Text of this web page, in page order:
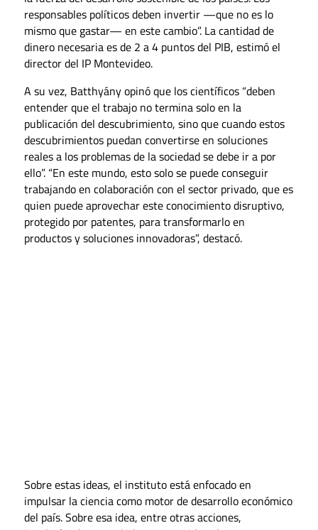
responsables políticos deben invertir —que no es lo
mismo que gastar— en este cambio”. La cantidad de
dinero necesaria es de 2 a 4 puntos del PIB, estimó el
director del IP Montevideo.
A su vez, Batthyány opinó que los científicos “deben
entender que el trabajo no termina solo en la
publicación del descubrimiento, sino que cuando estos
descubrimientos puedan convertirse en soluciones
reales a los problemas de la sociedad se debe ir a por
ello”. “En este mundo, esto solo se puede conseguir
trabajando en colaboración con el sector privado, que es
quien puede aprovechar este conocimiento disruptivo,
protegido por patentes, para transformarlo en
productos y soluciones innovadoras”, destacó.
Sobre estas ideas, el instituto está enfocado en
impulsar la ciencia como motor de desarrollo económico
del país. Sobre esa idea, entre otras acciones,